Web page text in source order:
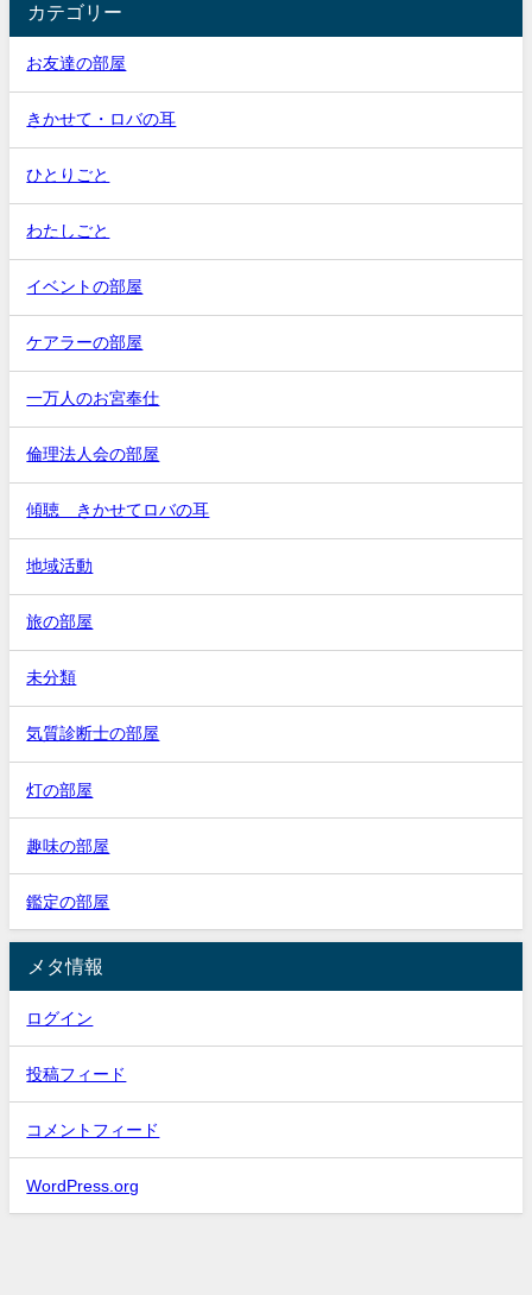
カテゴリー
お友達の部屋
きかせて・ロバの耳
ひとりごと
わたしごと
イベントの部屋
ケアラーの部屋
一万人のお宮奉仕
倫理法人会の部屋
傾聴 きかせてロバの耳
地域活動
旅の部屋
未分類
気質診断士の部屋
灯の部屋
趣味の部屋
鑑定の部屋
メタ情報
ログイン
投稿フィード
コメントフィード
WordPress.org